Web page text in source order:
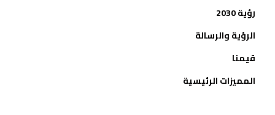
رؤية 2030
الرؤية والرسالة
قيمنا
المميزات الرئيسية